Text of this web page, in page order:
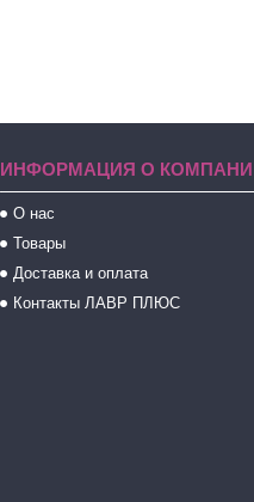
ИНФОРМАЦИЯ О
О нас
Товары
Доставка и оплата
Контакты ЛАВР ПЛЮС